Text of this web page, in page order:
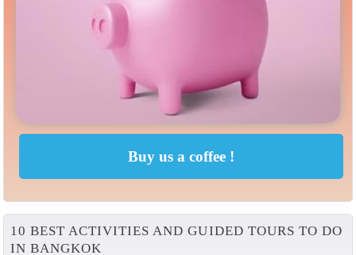
10 BEST ACTIVITIES AND GUIDED TOURS TO DO
IN BANGKOK